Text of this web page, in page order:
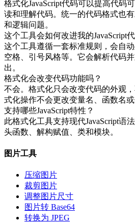
格式化JavaScript代码可以提高代码
读和理解代码。统一的代码格式也
和逻辑问题。
这个工具会如何改进我的JavaScript
这个工具遵循一套标准规则，会自
空格、引号风格等。它会解析代码
出。
格式化会改变代码功能吗？
不会。格式化只会改变代码的外观
式化操作不会更改变量名、函数名或
支持哪些JavaScript特性？
此格式化工具支持现代JavaScript语
头函数、解构赋值、类和模块。
图片工具
压缩图片
裁剪图片
调整图片尺寸
图片转 Base64
转换为 JPEG